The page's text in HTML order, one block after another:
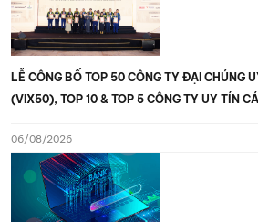
LỄ CÔNG BỐ TOP 50 CÔNG TY ĐẠI CHÚNG
(VIX50), TOP 10 & TOP 5 CÔNG TY UY TÍN
06/08/2026